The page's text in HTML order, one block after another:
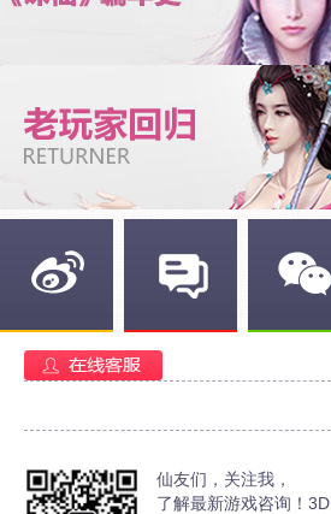
仙友们，关注我，
了解最新游戏咨询！3D